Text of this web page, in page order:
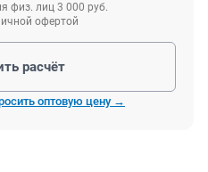
физ. лиц 3 000 руб.
офертой
расчёт
оптовую цену →